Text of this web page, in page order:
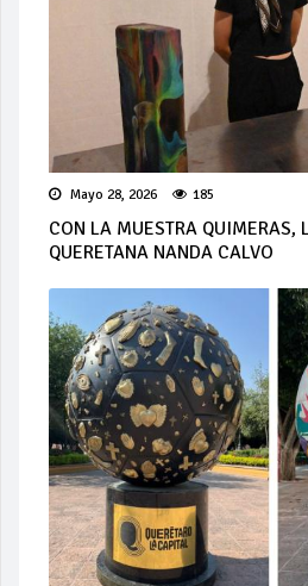
Mayo 28, 2026 185
CON LA MUESTRA QUIMERAS,
QUERETANA NANDA CALVO